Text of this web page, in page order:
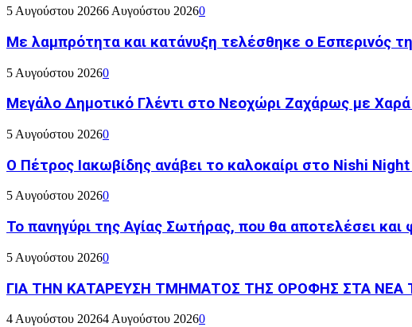
5 Αυγούστου 20266 Αυγούστου 20260
Με λαμπρότητα και κατάνυξη τελέσθηκε ο Εσπερινός
5 Αυγούστου 20260
Μεγάλο Δημοτικό Γλέντι στο Νεοχώρι Ζαχάρως με
5 Αυγούστου 20260
Ο Πέτρος Ιακωβίδης ανάβει το καλοκαίρι στο Nishi
5 Αυγούστου 20260
Το πανηγύρι της Αγίας Σωτήρας, που θα αποτελέσει
5 Αυγούστου 20260
ΓΙΑ ΤΗΝ ΚΑΤΑΡΕΥΣΗ ΤΜΗΜΑΤΟΣ ΤΗΣ ΟΡΟΦΗΣ ΣΤΑ ΝΕΑ
4 Αυγούστου 20264 Αυγούστου 20260